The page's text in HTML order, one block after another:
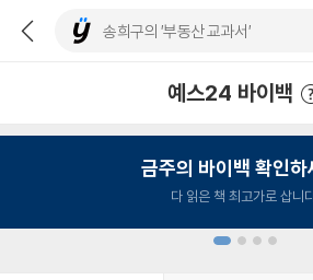
예스24 바이백
금주의 바이백 확인
다 읽은 책 최고가로 삽니